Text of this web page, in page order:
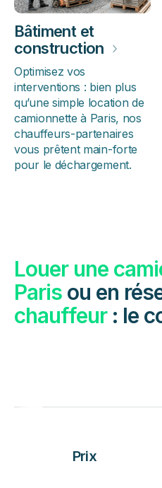
Bâtiment et
construction ›
Optimisez vos
interventions : bien plus
qu’une simple location de
camionnette à Paris, nos
chauffeurs-partenaires
vous prêtent main-forte
pour le déchargement.
Louer une
Paris ou en
chauffeur: le
Prix